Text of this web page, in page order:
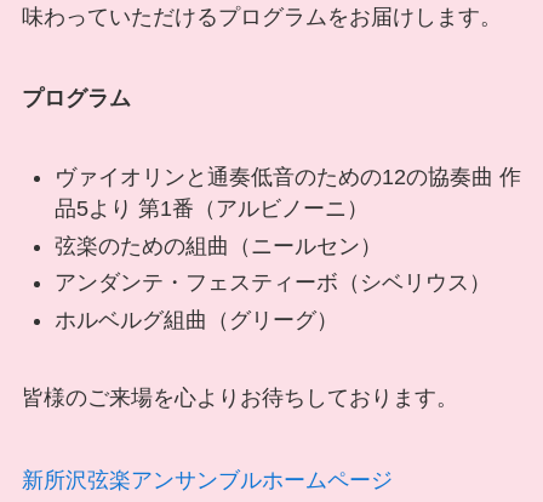
味わっていただけるプログラムをお届けします。
プログラム
ヴァイオリンと通奏低音のための12の協奏曲 作
品5より 第1番（アルビノーニ）
弦楽のための組曲（ニールセン）
アンダンテ・フェスティーボ（シベリウス）
ホルベルグ組曲（グリーグ）
皆様のご来場を心よりお待ちしております。
新所沢弦楽アンサンブルホームページ